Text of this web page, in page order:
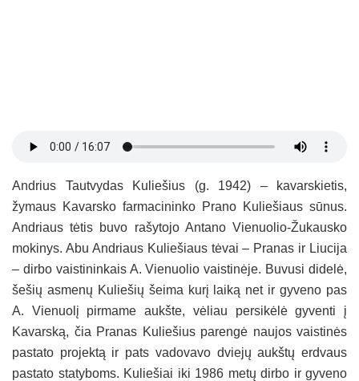
Andrius Tautvydas Kuliešius (g. 1942) – kavarskietis,
žymaus Kavarsko farmacininko Prano Kuliešiaus sūnus.
Andriaus tėtis buvo rašytojo Antano Vienuolio-Žukausko
mokinys. Abu Andriaus Kuliešiaus tėvai – Pranas ir Liucija
– dirbo vaistininkais A. Vienuolio vaistinėje. Buvusi didelė,
šešių asmenų Kuliešių šeima kurį laiką net ir gyveno pas
A. Vienuolį pirmame aukšte, vėliau persikėlė gyventi į
Kavarską, čia Pranas Kuliešius parengė naujos vaistinės
pastato projektą ir pats vadovavo dviejų aukštų erdvaus
pastato statyboms. Kuliešiai iki 1986 metų dirbo ir gyveno